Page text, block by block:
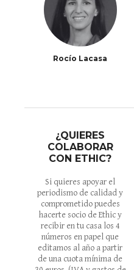
Rocío Lacasa
¿QUIERES
COLABORAR
CON ETHIC?
Si quieres apoyar el
periodismo de calidad y
comprometido puedes
hacerte socio de Ethic y
recibir en tu casa los 4
números en papel que
editamos al año a partir
de una cuota mínima de